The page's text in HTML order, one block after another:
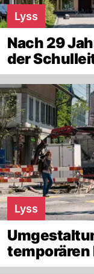
Lyss
Nach 29
der
Lyss